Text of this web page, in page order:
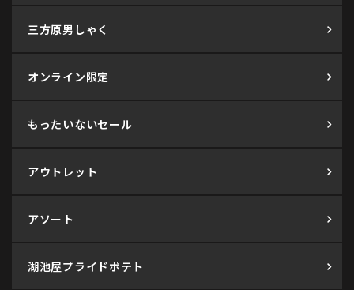
三方原男しゃく
オンライン限定
もったいないセール
アウトレット
アソート
湖池屋プライドポテト